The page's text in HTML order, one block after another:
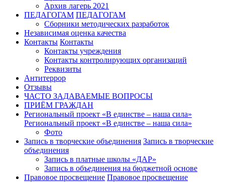
Архив лагерь 2021
ПЕДАГОГАМ ПЕДАГОГАМ
Сборники методических разработок
Независимая оценка качества
Контакты Контакты
Контакты учреждения
Контакты контролирующих организаций
Реквизиты
Антитеррор
Отзывы
ЧАСТО ЗАДАВАЕМЫЕ ВОПРОСЫ
ПРИЁМ ГРАЖДАН
Региональный проект «В единстве – наша сила»
Региональный проект «В единстве – наша сила»
Фото
Запись в творческие объединения Запись в творческие
объединения
Запись в платные школы «ДАР»
Запись в объединения на бюджетной основе
Правовое просвещение Правовое просвещение